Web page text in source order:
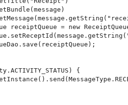
receiptQueue = new
{